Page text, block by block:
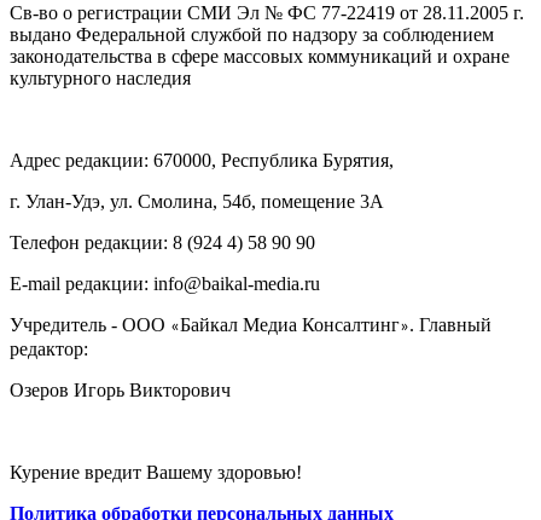
Св-во о регистрации СМИ Эл № ФС 77-22419 от 28.11.2005 г.
выдано Федеральной службой по надзору за соблюдением
законодательства в сфере массовых коммуникаций и охране
культурного наследия
Адрес редакции: 670000, Республика Бурятия,
г. Улан-Удэ, ул. Смолина, 54б, помещение 3А
Телефон редакции: ‎‎8 (924 4) 58 90 90
E-mail редакции: info@baikal-media.ru
Учредитель - ООО «Байкал Медиа Консалтинг». Главный
редактор:
Озеров Игорь Викторович
Курение вредит Вашему здоровью!
Политика обработки персональных данных